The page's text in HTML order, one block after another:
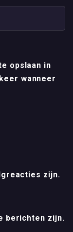
opslaan in
wanneer
zijn.
berichten zijn.